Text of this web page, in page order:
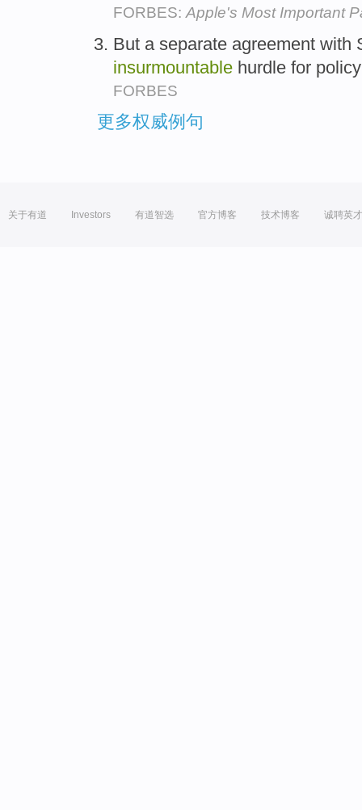
FORBES: Apple's Most Important
But a separate agreement with
insurmountable hurdle for
FORBES
更多权威例句
关于有道 Investors 有道智选 官方博客 技术博客 诚聘英才